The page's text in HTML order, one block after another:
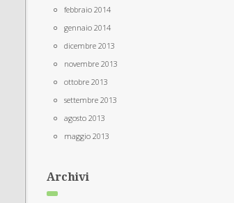
febbraio 2014
gennaio 2014
dicembre 2013
novembre 2013
ottobre 2013
settembre 2013
agosto 2013
maggio 2013
Archivi